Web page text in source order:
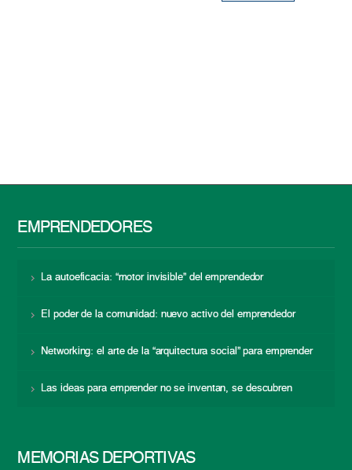
EMPRENDEDORES
La autoeficacia: “motor invisible” del emprendedor
El poder de la comunidad: nuevo activo del emprendedor
Networking: el arte de la “arquitectura social” para emprender
Las ideas para emprender no se inventan, se descubren
MEMORIAS DEPORTIVAS